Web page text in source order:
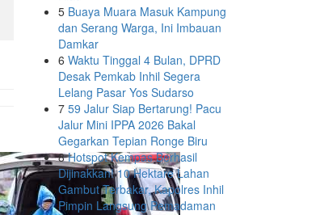
5 Buaya Muara Masuk Kampung
dan Serang Warga, Ini Imbauan
Damkar
6 Waktu Tinggal 4 Bulan, DPRD
Desak Pemkab Inhil Segera
Lelang Pasar Yos Sudarso
7 59 Jalur Siap Bertarung! Pacu
Jalur Mini IPPA 2026 Bakal
Gegarkan Tepian Ronge Biru
8 Hotspot Kempas Berhasil
Dijinakkan! 10 Hektare Lahan
Gambut Terbakar, Kapolres Inhil
Pimpin Langsung Pemadaman